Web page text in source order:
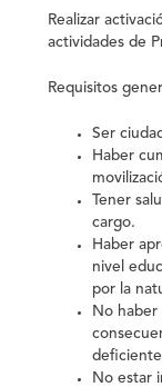
Realizar
actividades de
Requisitos
Ser
Haber
Tener
cargo.
Haber
nivel
por la
No haber
No estar